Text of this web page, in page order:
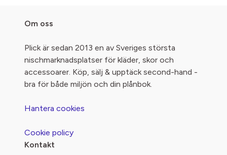
Om oss
Plick är sedan 2013 en av Sveriges största
nischmarknadsplatser för kläder, skor och
accessoarer. Köp, sälj & upptäck second-hand -
bra för både miljön och din plånbok.
Hantera cookies
Cookie policy
Kontakt